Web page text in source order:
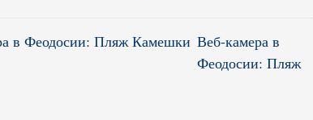
Веб-камера в
Феодосии: Пляж